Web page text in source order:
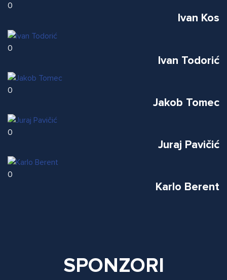
0
Ivan Kos
0
Ivan Todorić
0
Jakob Tomec
0
Juraj Pavičić
0
Karlo Berent
SPONZORI